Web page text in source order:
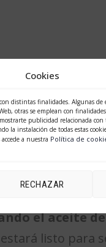
Cookies
distintas finalidades. Algunas de
otras se emplean con
publicidad relacionada
la instalación de todas estas
a nuestra Política de
RECHAZAR
pimienta y sal
el aceite
listo para